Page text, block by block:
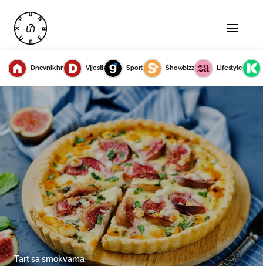
Dnevnik.hr Vijesti Sport Showbizz Lifestyle
Tart sa smokvama